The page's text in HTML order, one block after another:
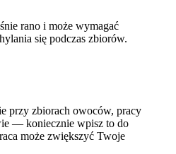
rano i może wymagać
się podczas zbiorów.
przy zbiorach owoców, pracy
— koniecznie wpisz to do
może zwiększyć Twoje